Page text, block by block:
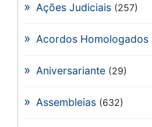
Ações Judiciais (257)
Acordos Homologados
Aniversariante (29)
Assembleias (632)